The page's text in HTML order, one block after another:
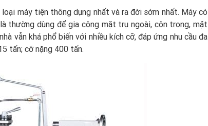
máy tiện thông dụng nhất và ra đời sớm nhất. Máy có
thường dùng để gia công mặt trụ ngoài, côn trong, mặt
vẫn khá phổ biến với nhiều kích cỡ, đáp ứng nhu cầu đa
tấn; cỡ nặng 400 tấn.